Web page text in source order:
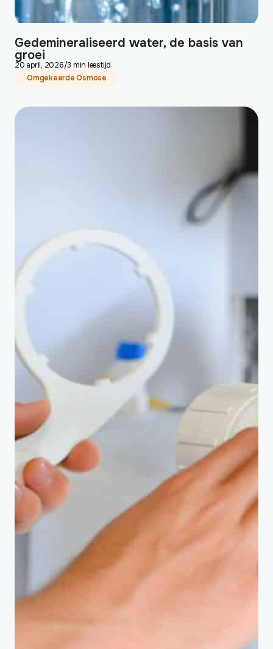
Gedemineraliseerd water, de basis van
groei
20 april, 2026/3 min leestijd
Omgekeerde Osmose